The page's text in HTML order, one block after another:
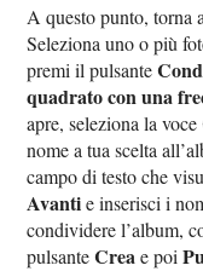
A questo punto, torna
Seleziona uno o più
premi il pulsante
quadrato con una
apre, seleziona la voce
nome a tua scelta
campo di testo che
Avantie inserisci i
condividere l’album,
pulsanteCreae poi